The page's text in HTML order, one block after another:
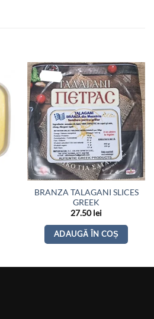
BRANZA TALAGANI SLICES
GREEK
27.50lei
ADAUGĂ ÎN COȘ